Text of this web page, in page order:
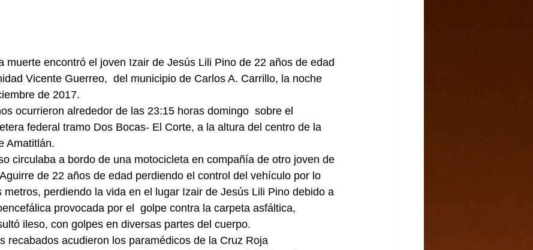
muerte encontró el joven Izair de Jesús Lili Pino de 22 años de edad
Vicente Guerreo,  del municipio de Carlos A. Carrillo, la noche
de 2017.
ocurrieron alrededor de las 23:15 horas domingo  sobre el
federal tramo Dos Bocas- El Corte, a la altura del centro de la
Amatitlán.
circulaba a bordo de una motocicleta en compañía de otro joven de
de 22 años de edad perdiendo el control del vehículo por lo
metros, perdiendo la vida en el lugar Izair de Jesús Lili Pino debido a
provocada por el  golpe contra la carpeta asfáltica,
ileso, con golpes en diversas partes del cuerpo.
recabados acudieron los paramédicos de la Cruz Roja